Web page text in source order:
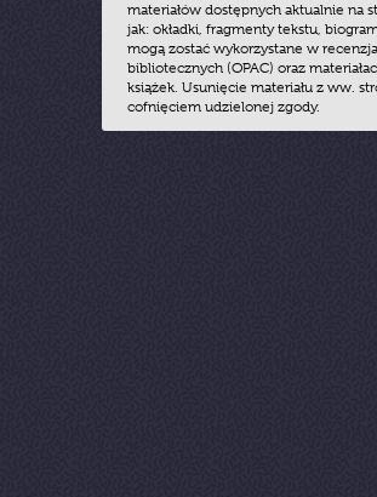
materiałów dostępnych aktualnie
jak: okładki, fragmenty tekstu,
mogą zostać wykorzystane w
bibliotecznych (OPAC) oraz
książek. Usunięcie materiału z ww.
cofnięciem udzielonej zgody.